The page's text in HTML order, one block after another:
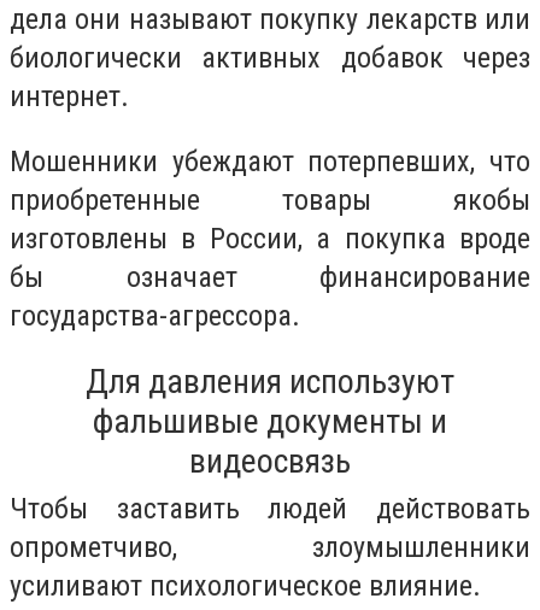
дела они называют покупку лекарств или
биологически активных добавок через
интернет.
Мошенники убеждают потерпевших, что
приобретенные товары якобы
изготовлены в России, а покупка вроде
бы означает финансирование
государства-агрессора.
Для давления используют
фальшивые документы и
видеосвязь
Чтобы заставить людей действовать
опрометчиво, злоумышленники
усиливают психологическое влияние.